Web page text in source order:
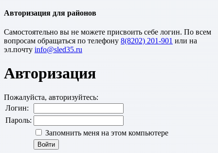
Авторизация для районов
Cамостоятельно вы не можете присвоить себе логин. По всем
вопросам обращаться по телефону 8(8202) 201-901 или на
эл.почту
Авторизация
Пожалуйста, авторизуйтесь:
Логин:
Пароль:
Запомнить меня на этом компьютере